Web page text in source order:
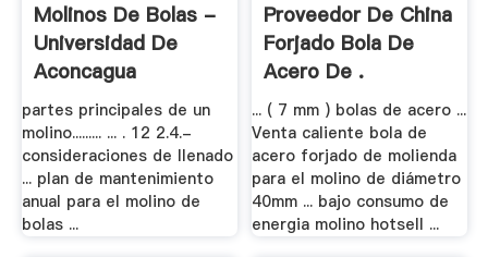
Molinos De Bolas -
Universidad De
Aconcagua
partes principales de un
molino......... ... . 12 2.4.-
consideraciones de llenado
... plan de mantenimiento
anual para el molino de
bolas ...
Proveedor De China
Forjado Bola De
Acero De .
... ( 7 mm ) bolas de acero ...
Venta caliente bola de
acero forjado de molienda
para el molino de diámetro
40mm ... bajo consumo de
energia molino hotsell ...